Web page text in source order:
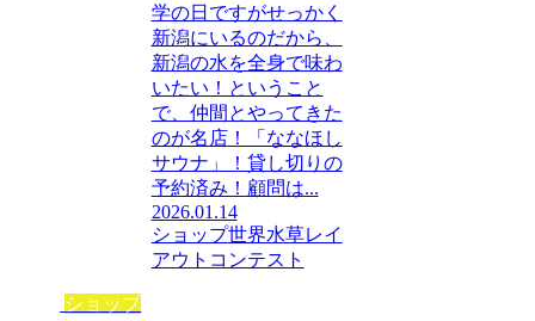
学の日ですがせっかく
新潟にいるのだから、
新潟の水を全身で味わ
いたい！ということ
で、仲間とやってきた
のが名店！「ななほし
サウナ」！貸し切りの
予約済み！顧問は...
2026.01.14
ショップ世界水草レイ
アウトコンテスト
ショップ